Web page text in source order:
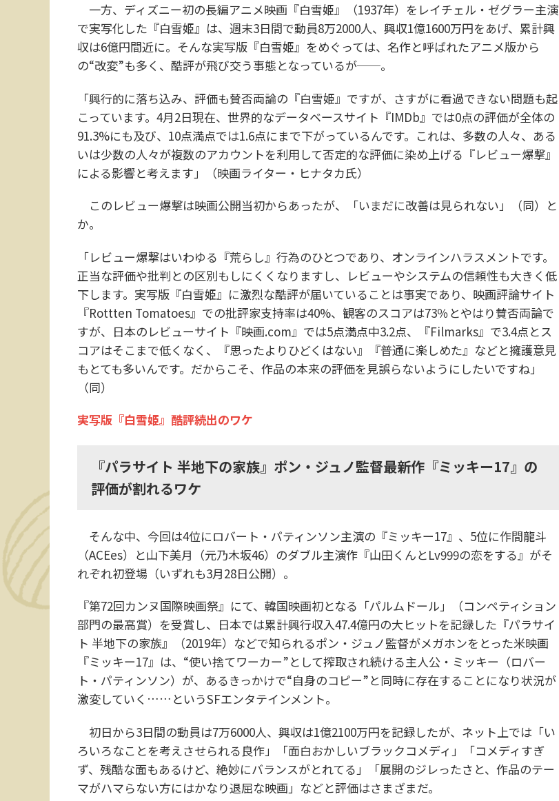
一方、ディズニー初の長編アニメ映画『白雪姫』（1937年）をレイチェル・ゼグラー主演
で実写化した『白雪姫』は、週末3日間で動員8万2000人、興収1億1600万円をあげ、累計興
収は6億円間近に。そんな実写版『白雪姫』をめぐっては、名作と呼ばれたアニメ版から
の“改変”も多く、酷評が飛び交う事態となっているが──。
「興行的に落ち込み、評価も賛否両論の『白雪姫』ですが、さすがに看過できない問題も起
こっています。4月2日現在、世界的なデータベースサイト『IMDb』では0点の評価が全体の
91.3%にも及び、10点満点では1.6点にまで下がっているんです。これは、多数の人々、ある
いは少数の人々が複数のアカウントを利用して否定的な評価に染め上げる『レビュー爆撃』
による影響と考えます」（映画ライター・ヒナタカ氏）
このレビュー爆撃は映画公開当初からあったが、「いまだに改善は見られない」（同）と
か。
「レビュー爆撃はいわゆる『荒らし』行為のひとつであり、オンラインハラスメントです。
正当な評価や批判との区別もしにくくなりますし、レビューやシステムの信頼性も大きく低
下します。実写版『白雪姫』に激烈な酷評が届いていることは事実であり、映画評論サイト
『Rottten Tomatoes』での批評家支持率は40%、観客のスコアは73％とやはり賛否両論で
すが、日本のレビューサイト『映画.com』では5点満点中3.2点、『Filmarks』で3.4点とス
コアはそこまで低くなく、『思ったよりひどくはない』『普通に楽しめた』などと擁護意見
もとても多いんです。だからこそ、作品の本来の評価を見誤らないようにしたいですね」
（同）
実写版『白雪姫』酷評続出のワケ
『パラサイト 半地下の家族』ポン・ジュノ監督最新作『ミッキー17』の
評価が割れるワケ
そんな中、今回は4位にロバート・パティンソン主演の『ミッキー17』、5位に作間龍斗
（ACEes）と山下美月（元乃木坂46）のダブル主演作『山田くんとLv999の恋をする』がそ
れぞれ初登場（いずれも3月28日公開）。
『第72回カンヌ国際映画祭』にて、韓国映画初となる「パルムドール」（コンペティション
部門の最高賞）を受賞し、日本では累計興行収入47.4億円の大ヒットを記録した『パラサイ
ト 半地下の家族』（2019年）などで知られるポン・ジュノ監督がメガホンをとった米映画
『ミッキー17』は、“使い捨てワーカー”として搾取され続ける主人公・ミッキー（ロバー
ト・パティンソン）が、あるきっかけで“自身のコピー”と同時に存在することになり状況が
激変していく……というSFエンタテインメント。
初日から3日間の動員は7万6000人、興収は1億2100万円を記録したが、ネット上では「い
ろいろなことを考えさせられる良作」「面白おかしいブラックコメディ」「コメディすぎ
ず、残酷な面もあるけど、絶妙にバランスがとれてる」「展開のジレったさと、作品のテー
マがハマらない方にはかなり退屈な映画」などと評価はさまざまだ。